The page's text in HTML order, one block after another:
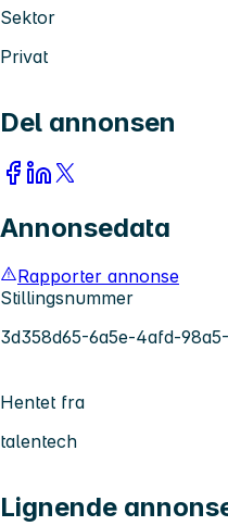
Sektor
Privat
Del annonsen
Annonsedata
Rapporter annonse
Stillingsnummer
3d358d65-6a5e-4afd-
Hentet fra
talentech
Lignende